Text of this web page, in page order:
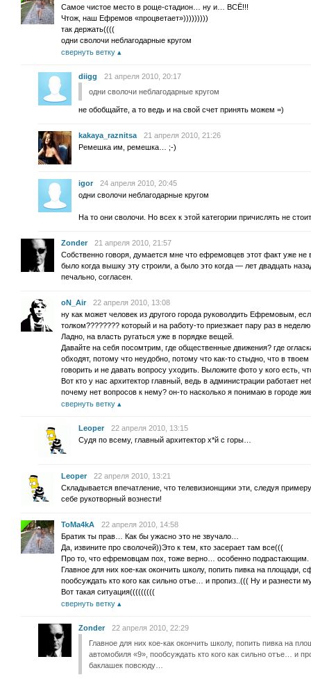
Самое чистое место в роще-стадион… ну и… ВСЁ!!!
Чтож, наш Ефремов «процветает»)))))))))
так держать((((
одни сволочи неблагодарные кругом
свернуть ветку
diigg
21 апреля 2010, 20:17
одни сволочи неблагодарные кругом
не обобщайте, а то ведь и на свой счет принять можем =)
kakaya_raznitsa
21 апреля 2010, 21:26
Ремешка им, ремешка… ;-)
igor
24 апреля 2010, 20:45
одни сволочи неблагодарные кругом
На то они сволочи. Но всех к этой категории причислять не
Zonder
21 апреля 2010, 21:57
Собственно говоря, думается мне что ефремовцев этот факт уже
было когда вышку эту строили, а было это когда — лет двадцать
печально, согласен.
oN_Air
22 апреля 2010, 13:08
ну как может человек из другого города руковолдить Ефремовым,
толком???????? который и на работу-то приезжает пару раз в
Ладно, на власть ругаться уже в порядке вещей.
Давайте на себя посомтрим, где общественные движения? где
обходят, потому что неудобно, потому что как-то стыдно, что в
говорить и не давать вопросу уходить. Выложите фото у кого есть,
Вот кто у нас архитектор главный, ведь в администрации работает
почему нет вопросов к нему? он-то насколько я понимаю в городе
свернуть ветку
Leoper
22 апреля 2010, 13:15
Судя по всему, главный архитектор х*й с горы…
Leoper
22 апреля 2010, 13:21
Складывается впечатление, что телевизионщики эти, следуя
себе рукотворный вознести!
ToMa4kA
22 апреля 2010, 14:58
Братик ты прав… Как бы ужасно это не звучало…
Да, извините про сволочей))Это к тем, кто засерает там все(((
Про то, что ефремовцам пох, тоже верно… особенно подрастающим.
Главное для них кое-как окончить школу, попить пивка на площади,
пообсуждать кто кого как сильно отъе… и пропиз..((( Ну и разнести
Вот такая ситуация(((((((((
свернуть ветку
Zonder
22 апреля 2010, 22:29
Главное для них кое-как окончить школу, попить пивка на
автомобиля «9», пообсуждать кто кого как сильно отъе… и
баклашек повсюду…